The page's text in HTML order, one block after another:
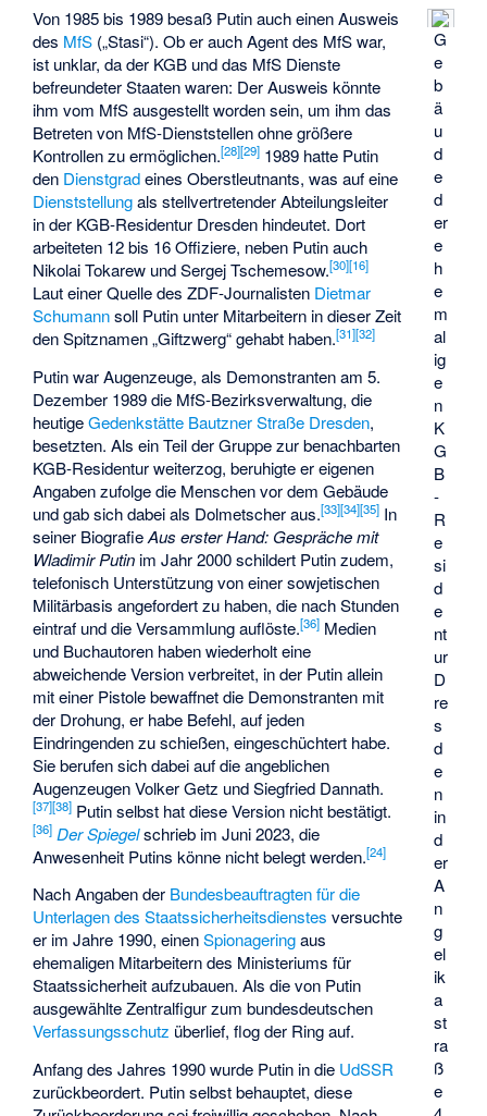
G
e
b
ä
u
d
e
d
er
e
h
e
m
al
ig
e
n
K
G
B
-
R
e
si
d
e
nt
ur
D
re
s
d
e
n
in
d
er
A
n
g
el
ik
a
st
ra
ß
e
Von 1985 bis 1989 besaß Putin auch einen Ausweis
des MfS („Stasi“). Ob er auch Agent des MfS war,
ist unklar, da der KGB und das MfS Dienste
befreundeter Staaten waren: Der Ausweis könnte
ihm vom MfS ausgestellt worden sein, um ihm das
Betreten von MfS-Dienststellen ohne größere
Kontrollen zu ermöglichen.[28][29] 1989 hatte Putin
den Dienstgradeines Oberstleutnants, was auf eine
Dienststellungals stellvertretender Abteilungsleiter
in der KGB-Residentur Dresden hindeutet. Dort
arbeiteten 12 bis 16 Offiziere, neben Putin auch
Nikolai Tokarew undSergej Tschemesow.[30][16]
Laut einer Quelle des ZDF-Journalisten Dietmar
Schumannsoll Putin unter Mitarbeitern in dieser Zeit
den Spitznamen „Giftzwerg“ gehabt haben.[31][32]
Putin war Augenzeuge, als Demonstranten am 5.
Dezember 1989 die MfS-Bezirksverwaltung, die
heutigeGedenkstätte Bautzner Straße Dresden,
besetzten. Als ein Teil der Gruppe zur benachbarten
KGB-Residentur weiterzog, beruhigte er eigenen
Angaben zufolge die Menschen vor dem Gebäude
und gab sich dabei als Dolmetscher aus.[33][34][35] In
seiner BiografieAus erster Hand: Gespräche mit
Wladimir Putin im Jahr 2000 schildert Putin zudem,
telefonisch Unterstützung von einer sowjetischen
Militärbasis angefordert zu haben, die nach Stunden
eintraf und die Versammlung auflöste.[36] Medien
und Buchautoren haben wiederholt eine
abweichende Version verbreitet, in der Putin allein
mit einer Pistole bewaffnet die Demonstranten mit
der Drohung, er habe Befehl, auf jeden
Eindringenden zu schießen, eingeschüchtert habe.
Sie berufen sich dabei auf die angeblichen
Augenzeugen Volker Getz und Siegfried Dannath.
[37][38] Putin selbst hat diese Version nicht bestätigt.
[36] Der Spiegelschrieb im Juni 2023, die
Anwesenheit Putins könne nicht belegt werden.[24]
Nach Angaben der Bundesbeauftragten für die
Unterlagen des Staatssicherheitsdienstes versuchte
er im Jahre 1990, einenSpionageringaus
ehemaligen Mitarbeitern des Ministeriums für
Staatssicherheit aufzubauen. Als die von Putin
ausgewählte Zentralfigur zum bundesdeutschen
Verfassungsschutz überlief, flog der Ring auf.
Anfang des Jahres 1990 wurde Putin in die UdSSR
zurückbeordert. Putin selbst behauptet, diese